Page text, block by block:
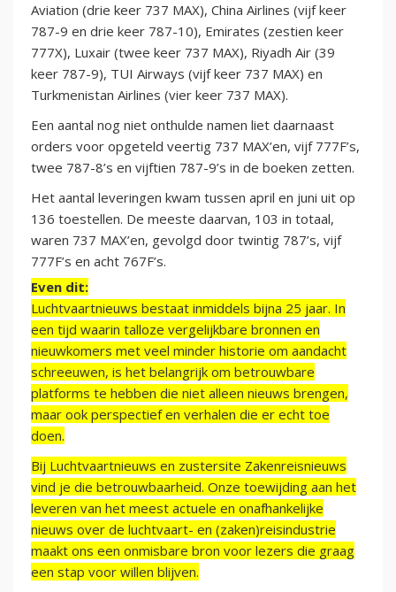
Aviation (drie keer 737 MAX), China Airlines (vijf keer
787-9 en drie keer 787-10), Emirates (zestien keer
777X), Luxair (twee keer 737 MAX), Riyadh Air (39
keer 787-9), TUI Airways (vijf keer 737 MAX) en
Turkmenistan Airlines (vier keer 737 MAX).
Een aantal nog niet onthulde namen liet daarnaast
orders voor opgeteld veertig 737 MAX’en, vijf 777F’s,
twee 787-8’s en vijftien 787-9’s in de boeken zetten.
Het aantal leveringen kwam tussen april en juni uit op
136 toestellen. De meeste daarvan, 103 in totaal,
waren 737 MAX’en, gevolgd door twintig 787’s, vijf
777F’s en acht 767F’s.
Even dit:
Luchtvaartnieuws bestaat inmiddels bijna 25 jaar. In
een tijd waarin talloze vergelijkbare bronnen en
nieuwkomers met veel minder historie om aandacht
schreeuwen, is het belangrijk om betrouwbare
platforms te hebben die niet alleen nieuws brengen,
maar ook perspectief en verhalen die er echt toe
doen.
Bij Luchtvaartnieuws en zustersite Zakenreisnieuws
vind je die betrouwbaarheid. Onze toewijding aan het
leveren van het meest actuele en onafhankelijke
nieuws over de luchtvaart- en (zaken)reisindustrie
maakt ons een onmisbare bron voor lezers die graag
een stap voor willen blijven.